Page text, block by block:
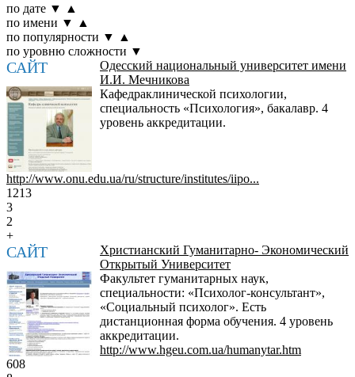
по дате ▼
▲
по имени ▼
▲
по популярности ▼
▲
по уровню сложности ▼
САЙТ
Одесский национальный университет имени
И.И. Мечникова
Кафедраклинической психологии,
специальность «Психология», бакалавр. 4
уровень аккредитации.
http://www.onu.edu.ua/ru/structure/institutes/iipo...
1213
3
2
+
САЙТ
Христианский Гуманитарно- Экономический
Открытый Университет
Факультет гуманитарных наук,
специальности: «Психолог-консультант»,
«Социальный психолог». Есть
дистанционная форма обучения. 4 уровень
аккредитации.
http://www.hgeu.com.ua/humanytar.htm
608